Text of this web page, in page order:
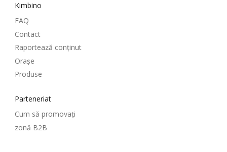
Kimbino
FAQ
Contact
Raportează conținut
Oraşe
Produse
Parteneriat
Cum să promovați
zonă B2B